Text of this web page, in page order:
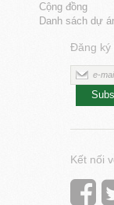
Cộng đồng
Danh sách dự
Đăng ký
Kết nối